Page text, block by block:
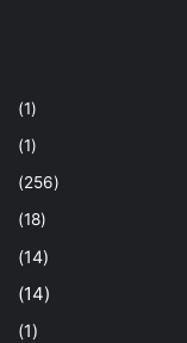
(1)
(1)
(256)
(18)
(14)
(14)
(1)